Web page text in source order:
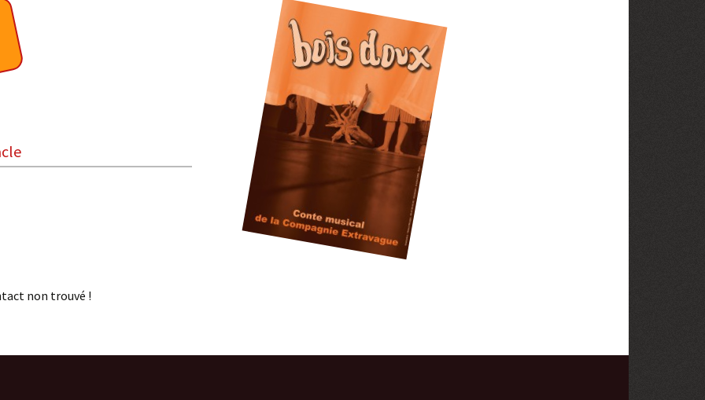
Voyage Sonore
Coule Douce
non trouvé !